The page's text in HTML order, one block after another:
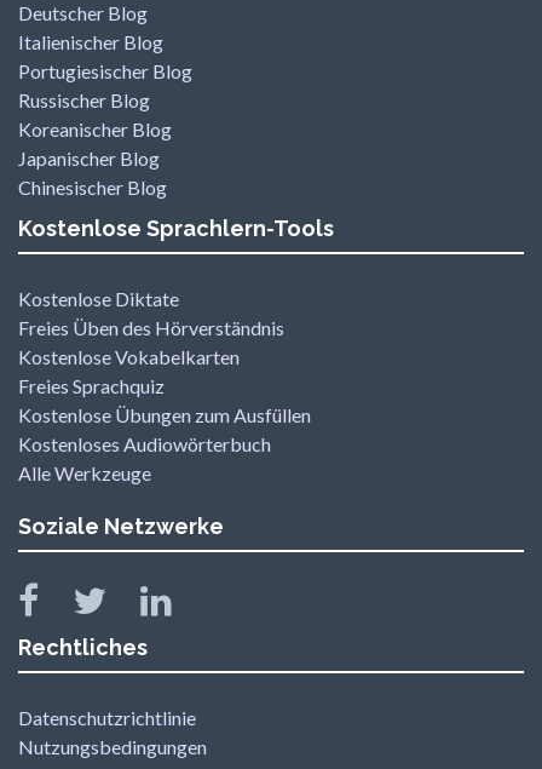
Deutscher Blog
Italienischer Blog
Portugiesischer Blog
Russischer Blog
Koreanischer Blog
Japanischer Blog
Chinesischer Blog
Kostenlose Sprachlern-Tools
Kostenlose Diktate
Freies Üben des Hörverständnis
Kostenlose Vokabelkarten
Freies Sprachquiz
Kostenlose Übungen zum Ausfüllen
Kostenloses Audiowörterbuch
Alle Werkzeuge
Soziale Netzwerke
Rechtliches
Datenschutzrichtlinie
Nutzungsbedingungen